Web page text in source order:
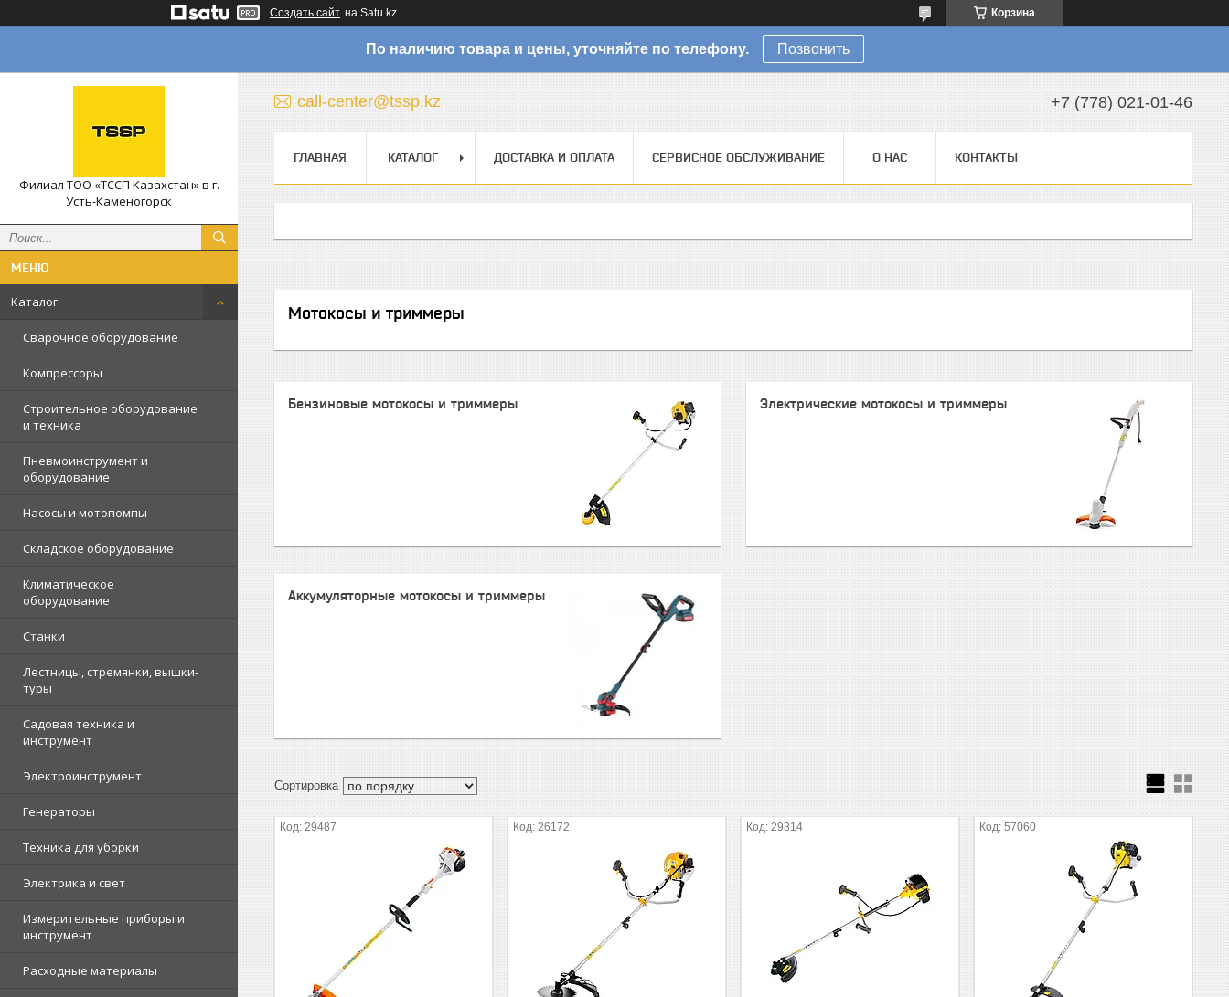
Создать сайт на Satu.kz Корзина
По наличию товара и цены, уточняйте по телефону. Позвонить
Филиал ТОО «ТССП Казахстан» в г.
Усть-Каменогорск
Каталог
Сварочное оборудование
Компрессоры
Строительное оборудование
и техника
Пневмоинструмент и
оборудование
Насосы и мотопомпы
Складское оборудование
Климатическое
оборудование
Станки
Лестницы, стремянки, вышки-
туры
Садовая техника и
инструмент
Электроинструмент
Генераторы
Техника для уборки
Электрика и свет
Измерительные приборы и
инструмент
Расходные материалы
call-center@tssp.kz +7 (778) 021-01-46
ГЛАВНАЯ КАТАЛОГ ДОСТАВКА И ОПЛАТА СЕРВИСНОЕ ОБСЛУЖИВАНИЕ О НАС КОНТАКТЫ
Мотокосы и триммеры
Бензиновые мотокосы и триммеры Электрические мотокосы и триммеры
Аккумуляторные мотокосы и триммеры
29487 26172 29314 57060